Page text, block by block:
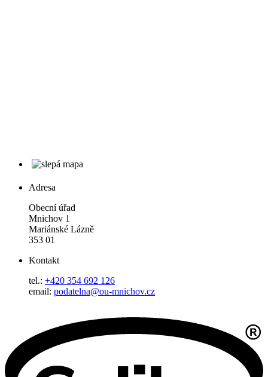
Adresa
Obecní úřad
Mnichov 1
Mariánské Lázně
353 01
Kontakt
tel.: +420 354 692 126
email: podatelna@ou-mnichov.cz